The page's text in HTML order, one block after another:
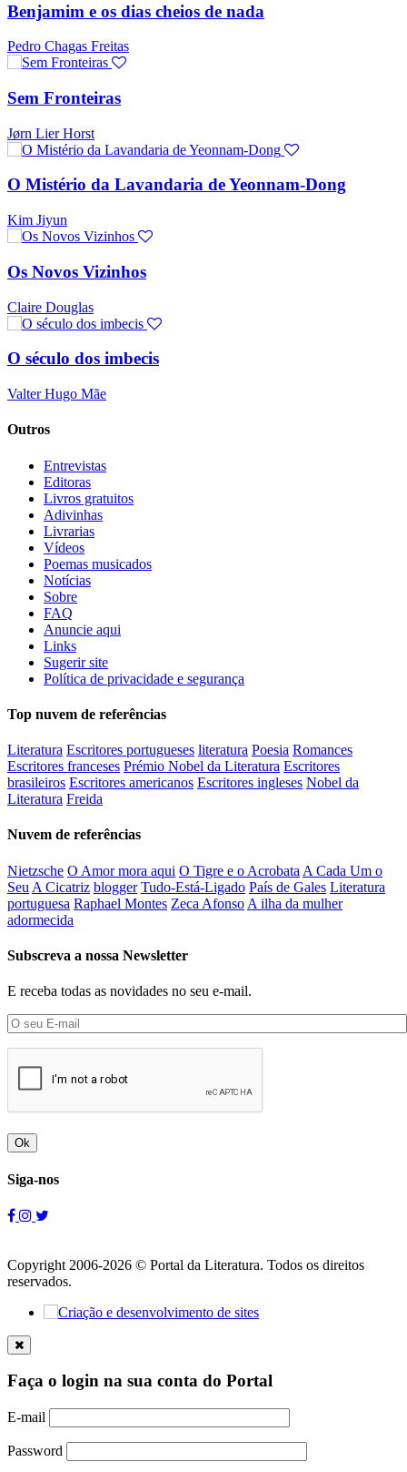
Benjamim e os dias cheios de nada
Pedro Chagas Freitas
Sem Fronteiras
Jørn Lier Horst
O Mistério da Lavandaria de Yeonnam-Dong
Kim Jiyun
Os Novos Vizinhos
Claire Douglas
O século dos imbecis
Valter Hugo Mãe
Outros
Entrevistas
Editoras
Livros gratuitos
Adivinhas
Livrarias
Vídeos
Poemas musicados
Notícias
Sobre
FAQ
Anuncie aqui
Links
Sugerir site
Política de privacidade e segurança
Top nuvem de referências
Literatura Escritores portugueses literatura Poesia Romances
Escritores franceses Prémio Nobel da Literatura Escritores
brasileiros Escritores americanos Escritores ingleses Nobel da
Literatura Freida
Nuvem de referências
Nietzsche O Amor mora aqui O Tigre e o Acrobata A Cada Um o
Seu A Cicatriz blogger Tudo-Está-Ligado País de Gales Literatura
portuguesa Raphael Montes Zeca Afonso A ilha da mulher
adormecida
Subscreva a nossa Newsletter
E receba todas as novidades no seu e-mail.
Ok
Siga-nos
Copyright 2006-2026 © Portal da Literatura. Todos os direitos
reservados.
Faça o login na sua conta do Portal
E-mail
Password